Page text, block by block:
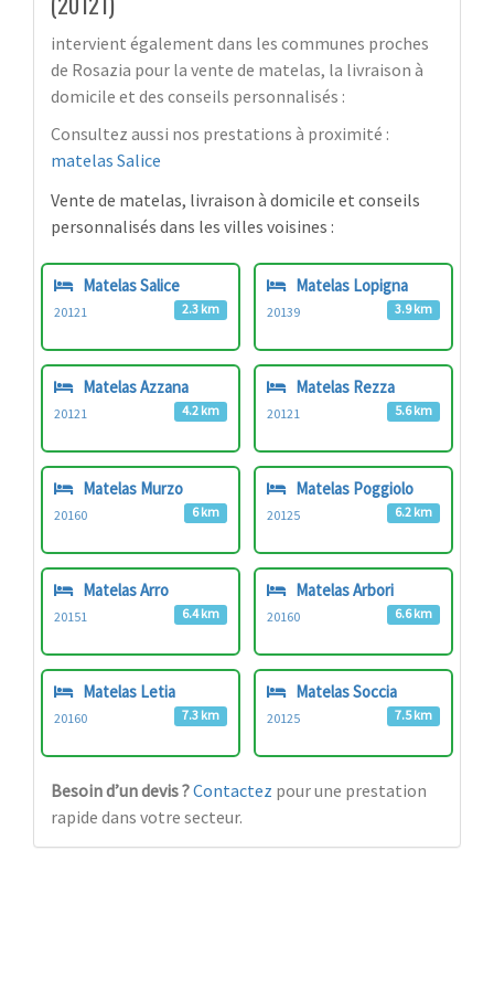
intervient également dans les communes proches
de Rosazia pour la vente de matelas, la livraison à
domicile et des conseils personnalisés :
Consultez aussi nos prestations à proximité :
matelas Salice
Vente de matelas, livraison à domicile et conseils
personnalisés dans les villes voisines :
Matelas Salice
20121 2.3 km
Matelas Lopigna
20139 3.9 km
Matelas Azzana
20121 4.2 km
Matelas Rezza
20121 5.6 km
Matelas Murzo
20160 6 km
Matelas Poggiolo
20125 6.2 km
Matelas Arro
20151 6.4 km
Matelas Arbori
20160 6.6 km
Matelas Letia
20160 7.3 km
Matelas Soccia
20125 7.5 km
Besoin d’un devis ?Contactez pour une prestation
rapide dans votre secteur.